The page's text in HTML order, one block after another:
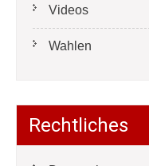
Videos
Wahlen
Rechtliches